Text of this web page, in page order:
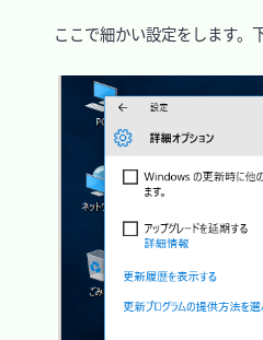
ここで細かい設定をします。